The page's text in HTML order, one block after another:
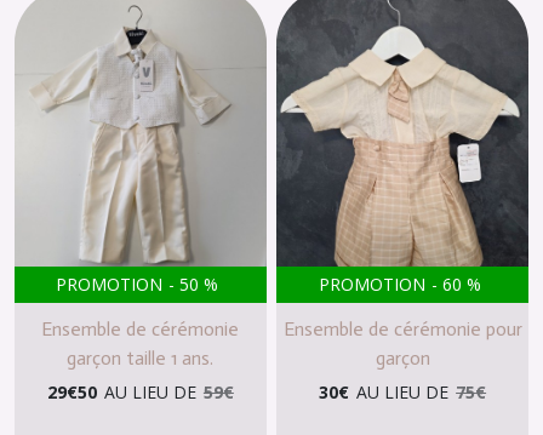
PROMOTION - 50 %
Ensemble de cérémonie
garçon taille 1 ans.
29€50 AU LIEU DE 59€
PROMOTION - 60 %
Ensemble de cérémonie pour
garçon
30€ AU LIEU DE 75€